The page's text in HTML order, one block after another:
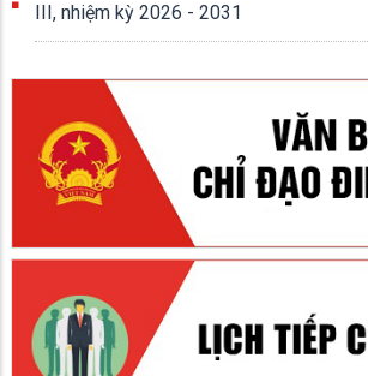
III, nhiệm kỳ 2026 - 2031